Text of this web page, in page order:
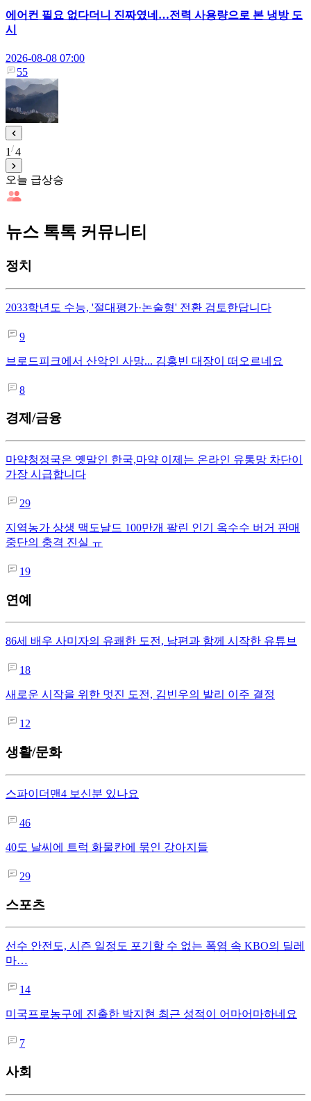
에어컨 필요 없다더니 진짜였네…전력 사용량으로 본 냉방 도
시
2026-08-08 07:00
55
1 4
오늘 급상승
뉴스 톡톡 커뮤니티
정치
2033학년도 수능, '절대평가·논술형' 전환 검토한답니다
9
브로드피크에서 산악인 사망... 김홍빈 대장이 떠오르네요
8
경제/금융
마약청정국은 옛말인 한국,마약 이제는 온라인 유통망 차단이
가장 시급합니다
29
지역농가 상생 맥도날드 100만개 팔린 인기 옥수수 버거 판매
중단의 충격 진실 ㅠ
19
연예
86세 배우 사미자의 유쾌한 도전, 남편과 함께 시작한 유튜브
18
새로운 시작을 위한 멋진 도전, 김빈우의 발리 이주 결정
12
생활/문화
스파이더맨4 보신분 있나요
46
40도 날씨에 트럭 화물칸에 묶인 강아지들
29
스포츠
선수 안전도, 시즌 일정도 포기할 수 없는 폭염 속 KBO의 딜레
마…
14
미국프로농구에 진출한 박지현 최근 성적이 어마어마하네요
7
사회